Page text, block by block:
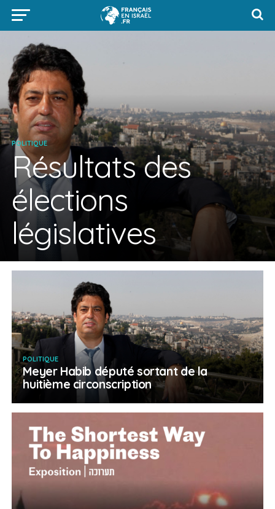
POLITIQUE
Résultats des
élections
législatives
POLITIQUE
Meyer Habib député sortant de la
huitième circonscription